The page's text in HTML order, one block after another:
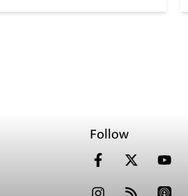
Follow